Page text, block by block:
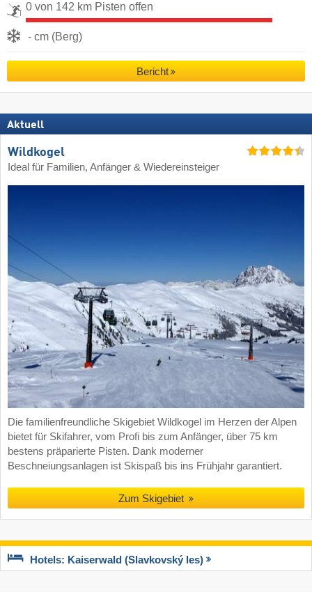
0 von 142 km Pisten offen
- cm (Berg)
Bericht
Aktuell
Wildkogel
Ideal für Familien, Anfänger & Wiedereinsteiger
Die familienfreundliche Skigebiet Wildkogel im Herzen der Alpen
bietet für Skifahrer, vom Profi bis zum Anfänger, über 75 km
bestens präparierte Pisten. Dank moderner
Beschneiungsanlagen ist Skispaß bis ins Frühjahr garantiert.
Zum Skigebiet
Hotels: Kaiserwald (Slavkovský les)